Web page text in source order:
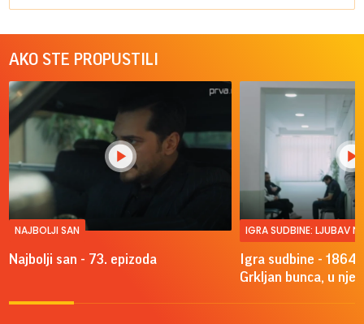
AKO STE PROPUSTILI
NAJBOLJI SAN
Najbolji san - 73. epizoda
IGRA SUDBINE: LJUBAV
Igra sudbine -
Grkljan bunca, u